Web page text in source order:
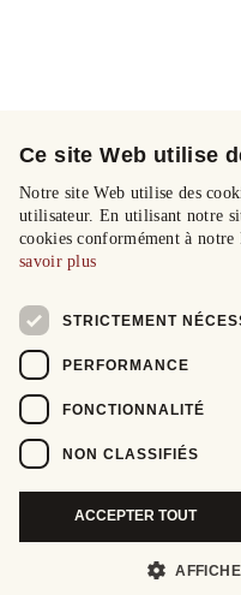
Ce site Web utilise
Notre site Web utilise des
utilisateur. En utilisant notre
cookies conformément à
savoir plus
STRICTEMENT
PERFORMANCE
FONCTIONNALITÉ
NON CLASSIFIÉS
ACCEPTER TOUT